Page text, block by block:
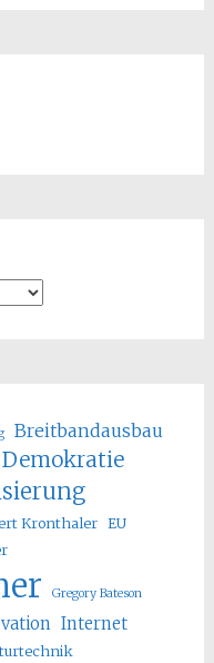
Breitbandausbau
Demokratie
Kronthaler EU
Gregory Bateson
Internet